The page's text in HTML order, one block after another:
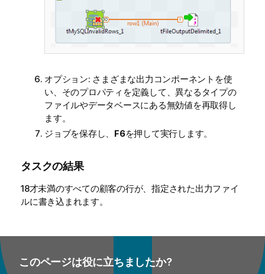
オプション: さまざまな出力コンポーネントを使
い、そのプロパティを定義して、異なるタイプの
ファイルやデータベースにある無効値を再取得し
ます。
ジョブを保存し、 F6を押して実行します。
タスクの結果
18才未満のすべての顧客の行が、指定された出力ファイ
ルに書き込まれます。
このページは役に立ちましたか?